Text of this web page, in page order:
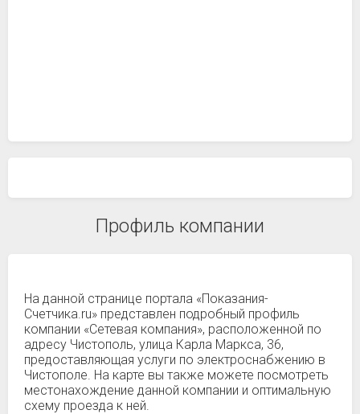
Профиль компании
На данной странице портала «Показания-
Счетчика.ru» представлен подробный профиль
компании «Сетевая компания», расположенной по
адресу Чистополь, улица Карла Маркса, 36,
предоставляющая услуги по электроснабжению в
Чистополе. На карте вы также можете посмотреть
местонахождение данной компании и оптимальную
схему проезда к ней.